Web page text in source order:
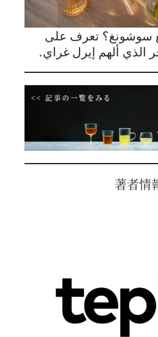
سوشونغ؟ تعرف على
الذي ألهم إيرل غراي.
著者情